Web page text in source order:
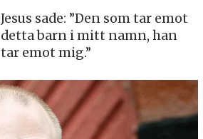
Jesus sade: ”Den som tar emot
detta barn i mitt namn, han
tar emot mig.”